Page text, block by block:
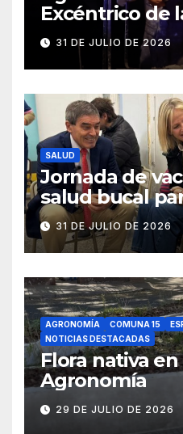
Excéntrico de
31 DE JULIO DE 2026
SALUD
Jornada de
salud bucal
31 DE JULIO DE 2026
AGRONOMÍA COMUNA 15
NOTICIAS DESTACADAS
Flora nativa
Agronomía
29 DE JULIO DE 2026